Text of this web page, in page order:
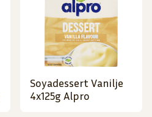
Soyadessert Vanilje
4x125g Alpro